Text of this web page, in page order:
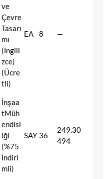
ve
Çevre
Tasarı
mı
(İngili
zce)
(Ücre
tli)
EA 8 —
İnşaa
tMüh
endisl
iği
(%75
İndiri
mli)
SAY 36
249.30
494